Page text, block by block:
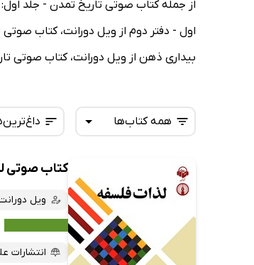
از جمله کتاب صوتی تاریخ تمدن - جلد
اول - دفتر دوم از ویل دورانت، کتاب
بیداری ذهن از ویل دورانت، کتاب صوتی
تازه‌ها
داغ‌ترین‌ها
پربحث‌ها
همه کتاب‌ها
همه کتاب‌ها
کتاب‌های صوتی
کتاب‌های متنی
کتاب صوتی
ویل
انتشارات